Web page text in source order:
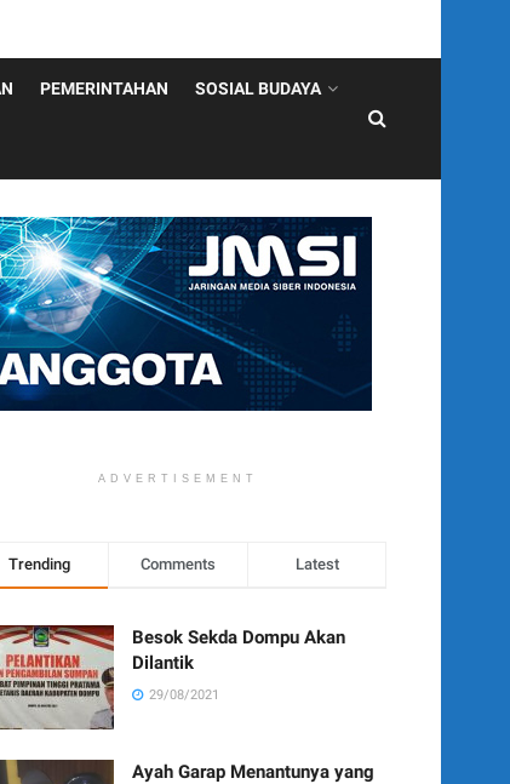
PEMERINTAHAN SOSIAL BUDAYA
ADVERTISEMENT
Trending Comments Latest
Besok Sekda Dompu Akan
Dilantik
29/08/2021
Ayah Garap Menantunya yang